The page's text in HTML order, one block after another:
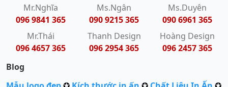
Mr.Nghĩa
096 9841 365
Ms.Ngân
090 9215 365
Ms.Duyên
090 6961 365
Mr.Thái
096 4657 365
Thanh Design
096 2954 365
Hoàng Design
096 2457 365
Blog